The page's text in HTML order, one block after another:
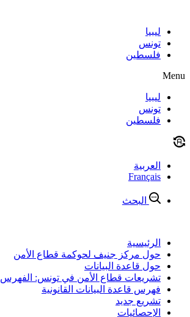
contentليبيا
تونس
فلسطين
Menu
ليبيا
تونس
فلسطين
العربية
Français
البحث
الرئيسية
حول مركز جنيف لحوكمة قطاع الأمن
حول قاعدة البيانات
تشريعات قطاع الأمن في تونس: الفهرس 1956-2011
فهرس قاعدة البيانات القانونية
تشريع جديد
الإحصائيات